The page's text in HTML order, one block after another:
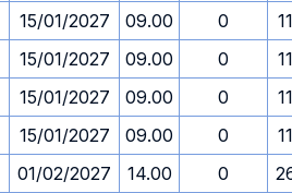
15/01/2027 09.00 0
15/01/2027 09.00 0
15/01/2027 09.00 0
15/01/2027 09.00 0
01/02/2027 14.00 0